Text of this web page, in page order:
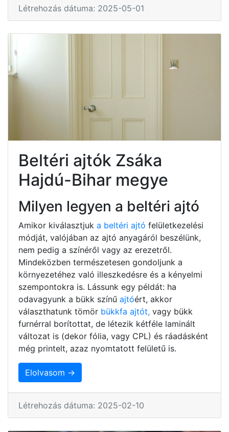
Létrehozás dátuma: 2025-05-01
Beltéri ajtók Zsáka
Hajdú-Bihar megye
Milyen legyen a beltéri ajtó
Amikor kiválasztjuk a beltéri ajtó felületkezelési
módját, valójában az ajtó anyagáról beszélünk,
nem pedig a színéről vagy az erezetről.
Mindeközben természetesen gondoljunk a
környezetéhez való illeszkedésre és a kényelmi
szempontokra is. Lássunk egy példát: ha
odavagyunk a bükk színű ajtóért, akkor
választhatunk tömör bükkfa ajtót, vagy bükk
furnérral borítottat, de létezik kétféle laminált
változat is (dekor fólia, vagy CPL) és ráadásként
még printelt, azaz nyomtatott felületű is.
Elolvasom →
Létrehozás dátuma: 2025-02-10